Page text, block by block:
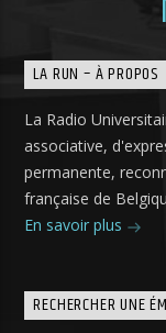
LA RUN – À PROPOS
La Radio
associative,
permanente,
française de
En savoir plus
RECHERCHER UNE